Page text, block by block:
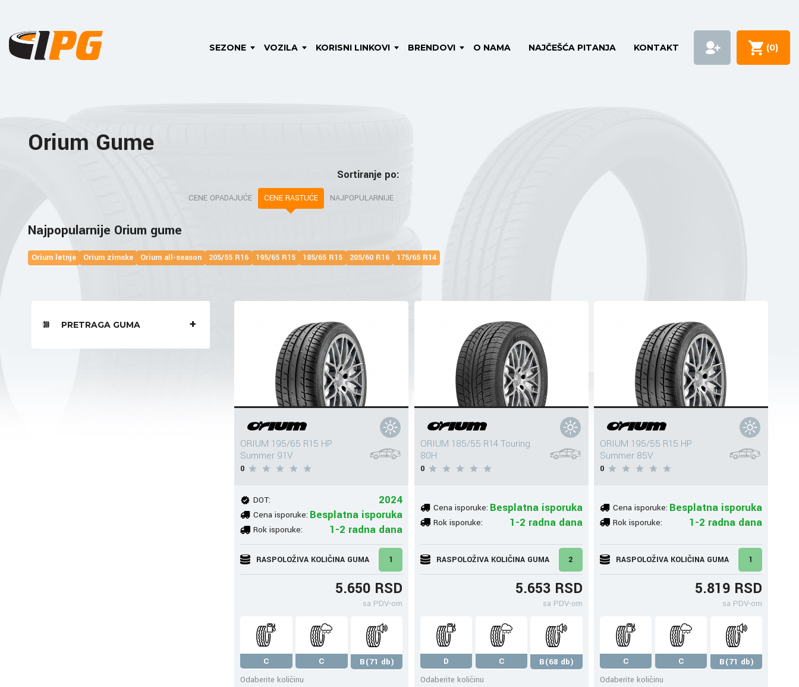
SEZONE VOZILA KORISNI LINKOVI BRENDOVI O NAMA NAJČEŠĆA PITANJA KONTAKT (0)
Orium Gume
Najpopularnije Orium gume
Orium letnje Orium zimske Orium all-season 205/55 R16 195/65 R15 185/65 R15 205/60 R16 175/65 R14
Sortiranje po:
CENE OPADAJUĆE CENE RASTUĆE NAJPOPULARNIJE
PRETRAGA GUMA
ORIUM 195/65 R15 HP
Summer 91V
0
DOT: 2024
Cena isporuke: Besplatna isporuka
Rok isporuke: 1-2 radna dana
RASPOLOŽIVA KOLIČINA GUMA 1
5.650 RSD
sa PDV-om
C C
B(71 db)
Odaberite količinu
ORIUM 185/55 R14 Touring
80H
0
Cena isporuke: Besplatna isporuka
Rok isporuke: 1-2 radna dana
RASPOLOŽIVA KOLIČINA GUMA 2
5.653 RSD
sa PDV-om
D C
B(68 db)
Odaberite količinu
ORIUM 195/55 R15 HP
Summer 85V
0
Cena isporuke: Besplatna isporuka
Rok isporuke: 1-2 radna dana
RASPOLOŽIVA KOLIČINA GUMA 1
5.819 RSD
sa PDV-om
C C
B(71 db)
Odaberite količinu